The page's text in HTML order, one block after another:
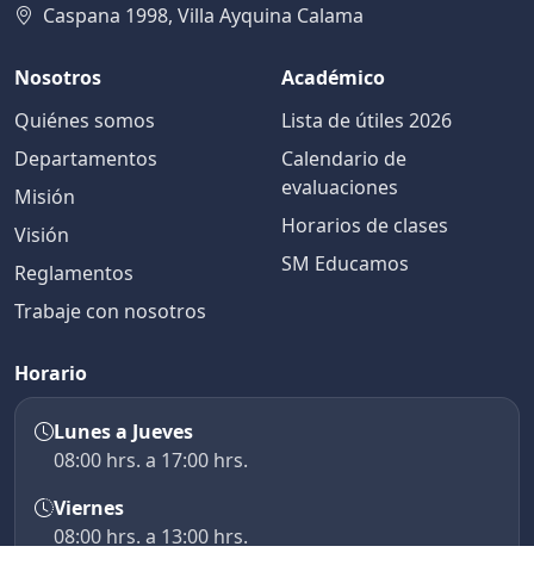
Caspana 1998, Villa Ayquina Calama
Nosotros
Quiénes somos
Departamentos
Misión
Visión
Reglamentos
Trabaje con nosotros
Académico
Lista de útiles 2026
Calendario de
evaluaciones
Horarios de clases
SM Educamos
Horario
Lunes a Jueves
08:00 hrs. a 17:00 hrs.
Viernes
08:00 hrs. a 13:00 hrs.